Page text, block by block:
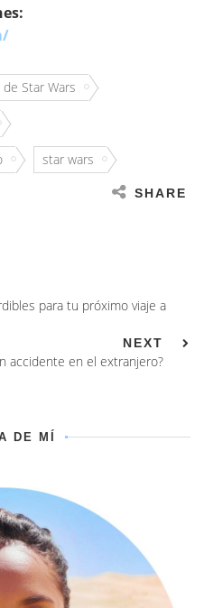
Star Wars
star wars
SHARE
para tu próximo viaje a
NEXT
accidente en el extranjero?
DE MÍ